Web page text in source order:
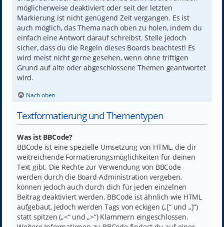
möglicherweise deaktiviert oder seit der letzten
Markierung ist nicht genügend Zeit vergangen. Es ist
auch möglich, das Thema nach oben zu holen, indem du
einfach eine Antwort darauf schreibst. Stelle jedoch
sicher, dass du die Regeln dieses Boards beachtest! Es
wird meist nicht gerne gesehen, wenn ohne triftigen
Grund auf alte oder abgeschlossene Themen geantwortet
wird.
Nach oben
Textformatierung und Thementypen
Was ist BBCode?
BBCode ist eine spezielle Umsetzung von HTML, die dir
weitreichende Formatierungsmöglichkeiten für deinen
Text gibt. Die Rechte zur Verwendung von BBCode
werden durch die Board-Administration vergeben,
können jedoch auch durch dich für jeden einzelnen
Beitrag deaktiviert werden. BBCode ist ähnlich wie HTML
aufgebaut, jedoch werden Tags von eckigen („[“ und „]“)
statt spitzen („<“ und „>“) Klammern eingeschlossen.